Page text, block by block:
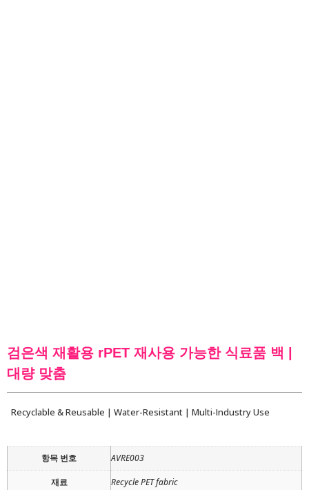
검은색 재활용 rPET 재사용 가능한 식료품 백 |
대량 맞춤
Recyclable & Reusable | Water-Resistant | Multi-Industry Use
항목 번호 AVRE003
재료 Recycle PET fabric